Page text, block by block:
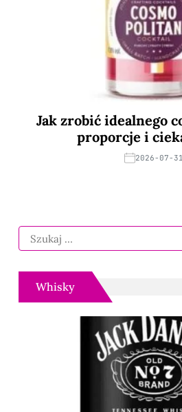
Jak zrobić idealnego
proporcje i
2026-07-31
Whisky